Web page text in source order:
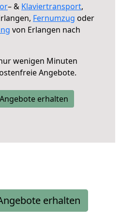
– & Klaviertransport,
Fernumzug oder
von Erlangen nach
wenigen Minuten
Angebote.
erhalten
erhalten